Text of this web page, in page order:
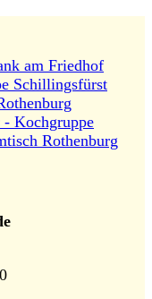
am Friedhof
Schillingsfürst
- Kochgruppe
Rothenburg